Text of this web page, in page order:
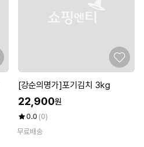
[강순의명가]포기김치 3kg
22,900원
0.0 (0)
무료배송